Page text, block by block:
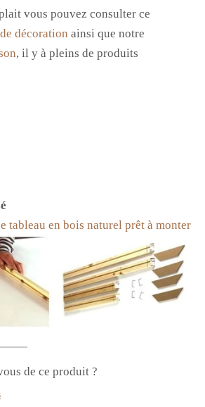
vous pouvez consulter ce
décoration ainsi que notre
, il y à pleins de produits
tableau en bois naturel prêt à monter
de ce produit ?